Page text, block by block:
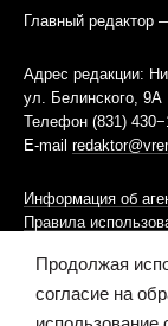
Главный редактор
Адрес редакции:
ул. Белинского, 9А
Телефон (831)
E-mail
Информация об
Правила
Информационная
Продолжая
согласие на